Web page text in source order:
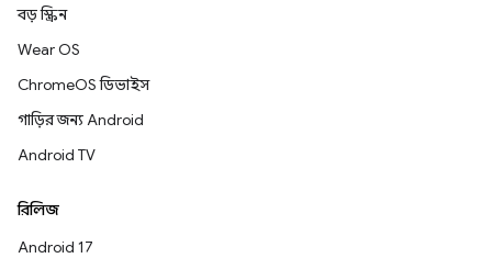
বড় স্ক্রিন
Wear OS
ChromeOS ডিভাইস
গাড়ির জন্য Android
Android TV
রিলিজ
Android 17